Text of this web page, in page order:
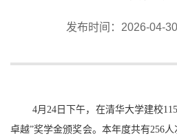
发布时间：2026-04-
4月24日下午，在清华大学建校
卓越”奖学金颁奖会。本年度共有256人